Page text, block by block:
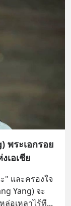
พระเอกรอย
เอเชีย
" และครองใจ
Yang) จะ
ล่อเหลาไร้ที